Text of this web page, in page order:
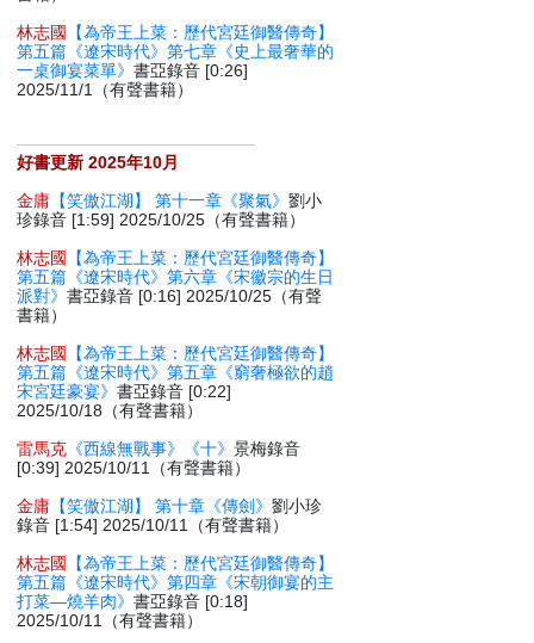
林志國
【為帝王上菜：歷代宮廷御醫傳奇】
第五篇《遼宋時代》第七章《史上最奢華的
一桌御宴菜單》書亞錄音 [0:26]
2025/11/1（有聲書籍）
好書更新 2025年10月
金庸 【笑傲江湖】 第十一章《聚氣》劉小
珍錄音 [1:59] 2025/10/25（有聲書籍）
林志國
【為帝王上菜：歷代宮廷御醫傳奇】
第五篇《遼宋時代》第六章《宋徽宗的生日
派對》書亞錄音 [0:16] 2025/10/25（有聲
書籍）
林志國
【為帝王上菜：歷代宮廷御醫傳奇】
第五篇《遼宋時代》第五章《窮奢極欲的趙
宋宮廷豪宴》書亞錄音 [0:22]
2025/10/18（有聲書籍）
雷馬克 《西線無戰事》《十》景梅錄音
[0:39] 2025/10/11（有聲書籍）
金庸 【笑傲江湖】 第十章《傳劍》劉小珍
錄音 [1:54] 2025/10/11（有聲書籍）
林志國
【為帝王上菜：歷代宮廷御醫傳奇】
第五篇《遼宋時代》第四章《宋朝御宴的主
打菜—燒羊肉》書亞錄音 [0:18]
2025/10/11（有聲書籍）